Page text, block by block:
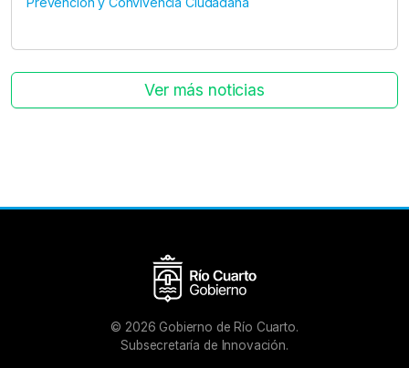
Ver más noticias
© 2026 Gobierno de Río Cuarto.
Subsecretaría de Innovación.